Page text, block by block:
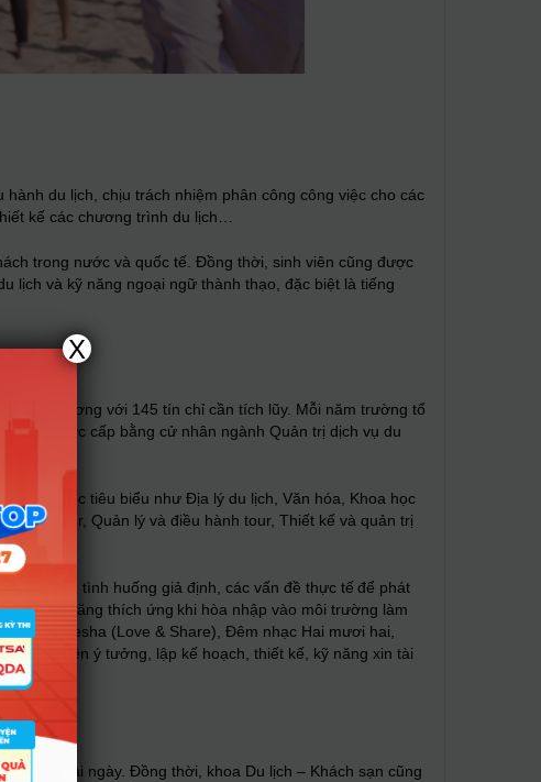
du lịch, chịu trách nhiệm phân công công việc cho các
kế các chương trình du lịch…
trong nước và quốc tế. Đồng thời, sinh viên cũng được
lịch và kỹ năng ngoại ngữ thành thạo, đặc biệt là tiếng
tương đương với 145 tín chỉ cần tích lũy. Mỗi năm trường tổ
sẽ được cấp bằng cử nhân ngành Quản trị dịch vụ du
môn học tiêu biểu như Địa lý du lịch, Văn hóa, Khoa học
kế tour, Quản lý và điều hành tour, Thiết kế và quản trị
những tình huống giả định, các vấn đề thực tế để phát
lập, kỹ năng thích ứng khi hòa nhập vào môi trường làm
Nhạc Vesha (Love & Share), Đêm nhạc Hai mươi hai,
môn từ lên ý tưởng, lập kế hoạch, thiết kế, kỹ năng xin tài
và dài ngày. Đồng thời, khoa Du lịch – Khách sạn cũng
X